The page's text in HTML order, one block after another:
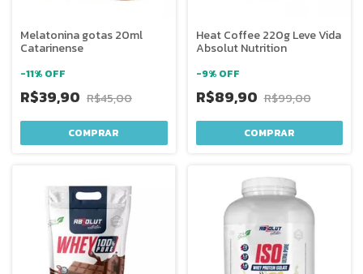
Melatonina gotas 20ml
Catarinense
-11% OFF
R$39,90 R$45,00
Heat Coffee 220g Leve Vida
Absolut Nutrition
-9% OFF
R$89,90 R$99,00